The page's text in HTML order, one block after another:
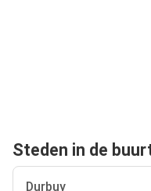
Steden in de
Durbuy